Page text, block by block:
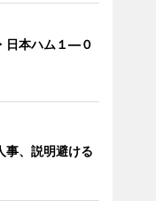
日本ハム１―０
事、説明避ける